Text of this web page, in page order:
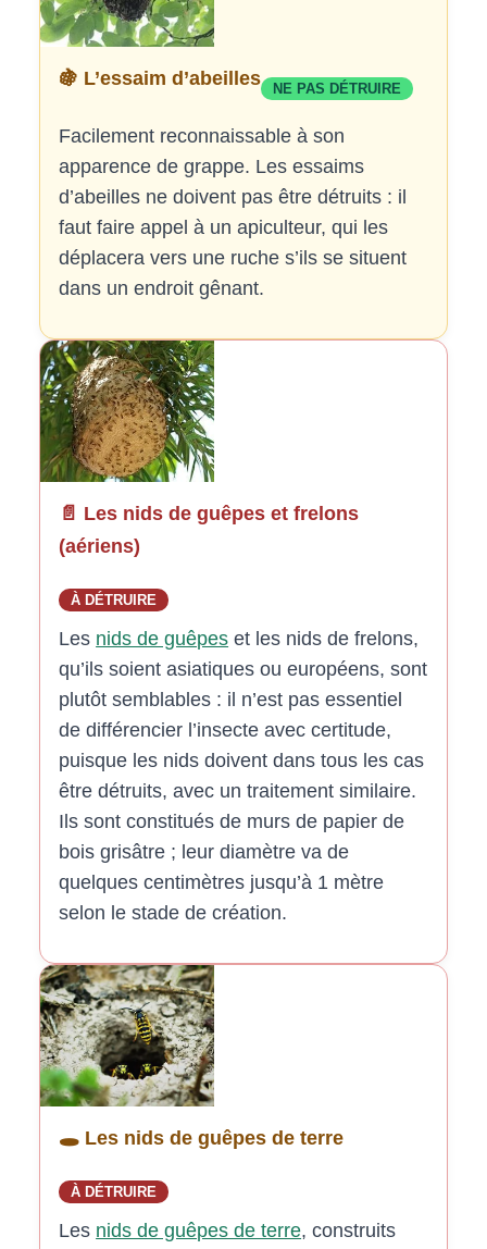
🍇 L’essaim d’abeilles NE PAS DÉTRUIRE
Facilement reconnaissable à son
apparence de grappe. Les essaims
d’abeilles ne doivent pas être détruits : il
faut faire appel à un apiculteur, qui les
déplacera vers une ruche s’ils se situent
dans un endroit gênant.
📄 Les nids de guêpes et frelons
(aériens)
À DÉTRUIRE
Les nids de guêpes et les nids de frelons,
qu’ils soient asiatiques ou européens, sont
plutôt semblables : il n’est pas essentiel
de différencier l’insecte avec certitude,
puisque les nids doivent dans tous les cas
être détruits, avec un traitement similaire.
Ils sont constitués de murs de papier de
bois grisâtre ; leur diamètre va de
quelques centimètres jusqu’à 1 mètre
selon le stade de création.
🕳️ Les nids de guêpes de terre
À DÉTRUIRE
Les nids de guêpes de terre, construits